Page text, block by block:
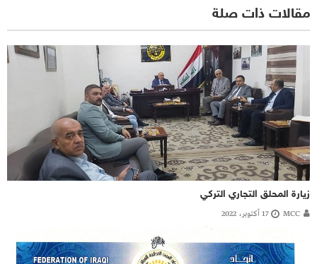
مقالات ذات صلة
زيارة المحلق التجاري التركي
MCC 17 أكتوبر، 2022